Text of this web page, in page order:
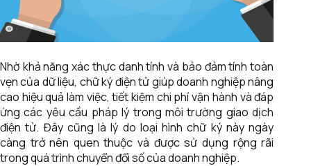
Nhờ khả năng xác thực danh tính và bảo đảm tính toàn
vẹn của dữ liệu, chữ ký điện tử giúp doanh nghiệp nâng
cao hiệu quả làm việc, tiết kiệm chi phí vận hành và đáp
ứng các yêu cầu pháp lý trong môi trường giao dịch
điện tử. Đây cũng là lý do loại hình chữ ký này ngày
càng trở nên quen thuộc và được sử dụng rộng rãi
trong quá trình chuyển đổi số của doanh nghiệp.